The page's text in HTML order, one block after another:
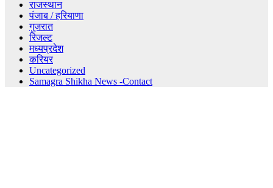
राजस्थान
पंजाब / हरियाणा
गुजरात
रिजल्ट
मध्यप्रदेश
करियर
Uncategorized
Samagra Shikha News -Contact